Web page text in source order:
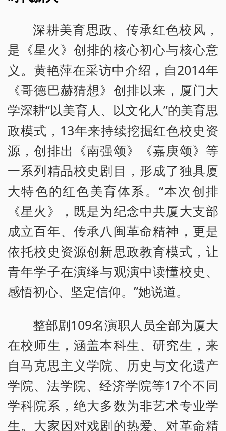
深耕美育思政、传承红色校风，
是《星火》创排的核心初心与核心意
义。黄艳萍在采访中介绍，自2014年
《哥德巴赫猜想》创排以来，厦门大
学深耕“以美育人、以文化人”的美育思
政模式，13年来持续挖掘红色校史资
源，创排出《南强颂》《嘉庚颂》等
一系列精品校史剧目，形成了独具厦
大特色的红色美育体系。“本次创排
《星火》，既是为纪念中共厦大支部
成立百年、传承八闽革命精神，更是
依托校史资源创新思政教育模式，让
青年学子在演绎与观演中读懂校史、
感悟初心、坚定信仰。”她说道。
整部剧109名演职人员全部为厦大
在校师生，涵盖本科生、研究生，来
自马克思主义学院、历史与文化遗产
学院、法学院、经济学院等17个不同
学科院系，绝大多数为非艺术专业学
生。大家因对戏剧的热爱、对革命精